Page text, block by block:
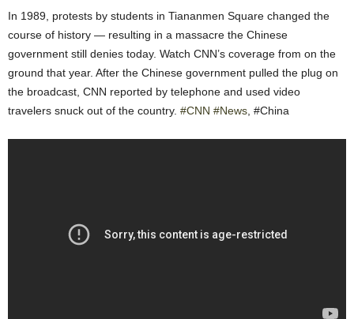
In 1989, protests by students in Tiananmen Square changed the
course of history — resulting in a massacre the Chinese
government still denies today. Watch CNN’s coverage from on the
ground that year. After the Chinese government pulled the plug on
the broadcast, CNN reported by telephone and used video
travelers snuck out of the country. #CNN #News, #China